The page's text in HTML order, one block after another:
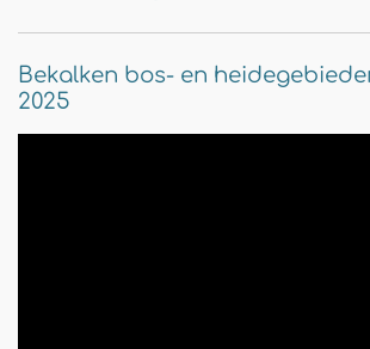
Bekalken bos- en
2025